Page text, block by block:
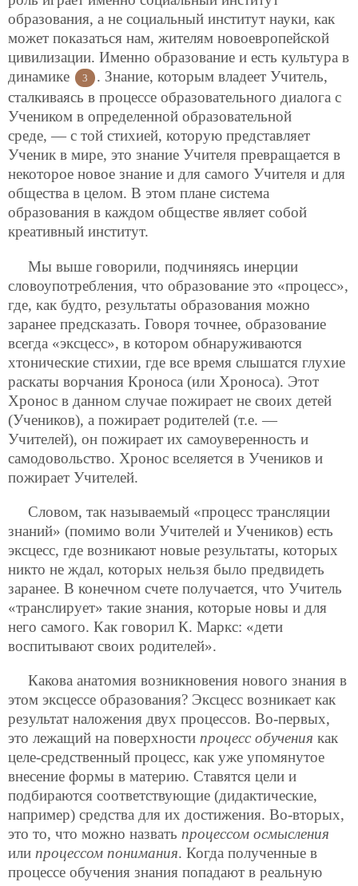
образования, а не социальный институт науки, как
может показаться нам, жителям новоевропейской
цивилизации. Именно образование и есть культура в
динамике
3 . Знание, которым владеет Учитель,
сталкиваясь в процессе образовательного диалога с
Учеником в определенной образовательной
среде, — с той стихией, которую представляет
Ученик в мире, это знание Учителя превращается в
некоторое новое знание и для самого Учителя и для
общества в целом. В этом плане система
образования в каждом обществе являет собой
креативный институт.
Мы выше говорили, подчиняясь инерции
словоупотребления, что образование это «процесс»,
где, как будто, результаты образования можно
заранее предсказать. Говоря точнее, образование
всегда «эксцесс», в котором обнаруживаются
хтонические стихии, где все время слышатся глухие
раскаты ворчания Кроноса (или Хроноса). Этот
Хронос в данном случае пожирает не своих детей
(Учеников), а пожирает родителей (т.е. —
Учителей), он пожирает их самоуверенность и
самодовольство. Хронос вселяется в Учеников и
пожирает Учителей.
Словом, так называемый «процесс трансляции
знаний» (помимо воли Учителей и Учеников) есть
эксцесс, где возникают новые результаты, которых
никто не ждал, которых нельзя было предвидеть
заранее. В конечном счете получается, что Учитель
«транслирует» такие знания, которые новы и для
него самого. Как говорил К. Маркс: «дети
воспитывают своих родителей».
Какова анатомия возникновения нового знания в
этом эксцессе образования? Эксцесс возникает как
результат наложения двух процессов. Во-первых,
это лежащий на поверхности процесс обучения как
целе-средственный процесс, как уже упомянутое
внесение формы в материю. Ставятся цели и
подбираются соответствующие (дидактические,
например) средства для их достижения. Во-вторых,
это то, что можно назвать процессом осмысления
или процессом понимания. Когда полученные в
процессе обучения знания попадают в реальную